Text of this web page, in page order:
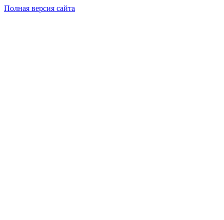
Полная версия сайта